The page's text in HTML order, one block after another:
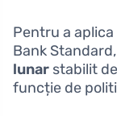
Pentru a
Bank
lunar stabilit
funcție de